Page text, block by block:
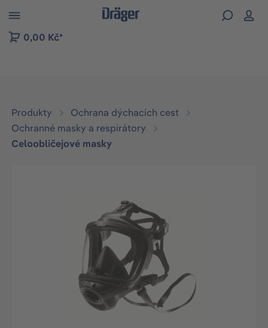
to B2B platform navigation
0,00 Kč*
Produkty
Ochrana dýchacích cest
Ochranné masky a respirátory
Celoobličejové masky